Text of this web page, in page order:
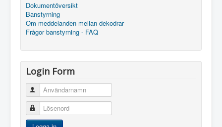
Dokumentöversikt
Banstyrning
Om meddelanden mellan dekodrar
Frågor banstyrning - FAQ
Login Form
Användarnamn
Lösenord